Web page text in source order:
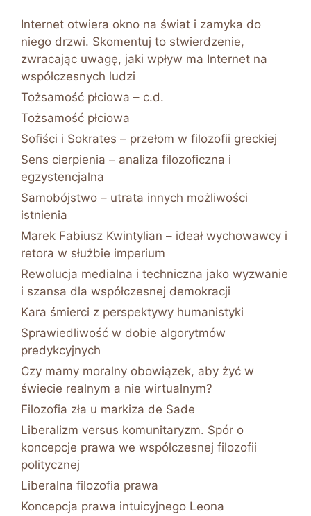
Internet otwiera okno na świat i zamyka do
niego drzwi. Skomentuj to stwierdzenie,
zwracając uwagę, jaki wpływ ma Internet na
współczesnych ludzi
Tożsamość płciowa – c.d.
Tożsamość płciowa
Sofiści i Sokrates – przełom w filozofii greckiej
Sens cierpienia – analiza filozoficzna i
egzystencjalna
Samobójstwo – utrata innych możliwości
istnienia
Marek Fabiusz Kwintylian – ideał wychowawcy i
retora w służbie imperium
Rewolucja medialna i techniczna jako wyzwanie
i szansa dla współczesnej demokracji
Kara śmierci z perspektywy humanistyki
Sprawiedliwość w dobie algorytmów
predykcyjnych
Czy mamy moralny obowiązek, aby żyć w
świecie realnym a nie wirtualnym?
Filozofia zła u markiza de Sade
Liberalizm versus komunitaryzm. Spór o
koncepcje prawa we współczesnej filozofii
politycznej
Liberalna filozofia prawa
Koncepcja prawa intuicyjnego Leona